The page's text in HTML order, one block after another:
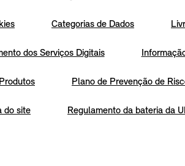
Categorias de Dados
dos Serviços Digitais
Plano de Prevenção de
do site Regulamento da bateria da